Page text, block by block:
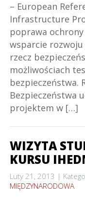
– European
Infrastructure
poprawa
wsparcie
rzecz
możliwościach
bezpieczeństwa.
Bezpieczeństwa
projektem w […]
WIZYTA
KURSU
Luty 21, 2013
MIĘDZYNARODOWA